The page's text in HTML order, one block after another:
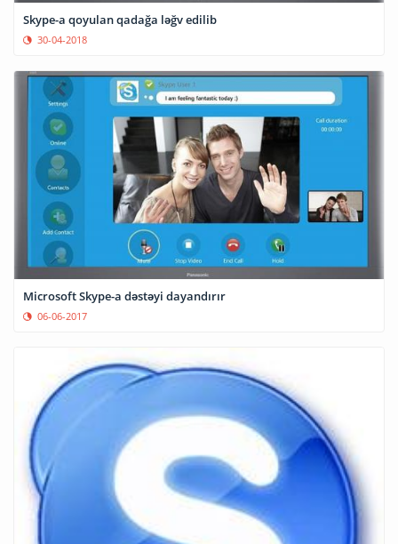
Skype-a qoyulan qadağa ləğv edilib
30-04-2018
Microsoft Skype-a dəstəyi dayandırır
06-06-2017